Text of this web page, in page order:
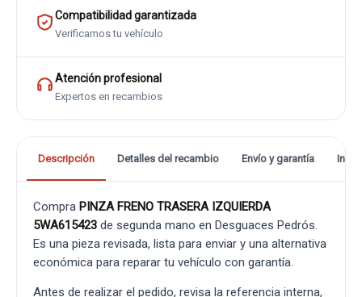
Compatibilidad garantizada
Verificamos tu vehículo
Atención profesional
Expertos en recambios
Descripción Detalles del recambio Envío y garantía
Compra PINZA FRENO TRASERA IZQUIERDA
5WA615423 de segunda mano en Desguaces Pedrós.
Es una pieza revisada, lista para enviar y una alternativa
económica para reparar tu vehículo con garantía.
Antes de realizar el pedido, revisa la referencia interna,